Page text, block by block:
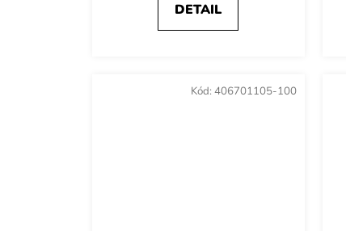
DETAIL
Kód: 406701105-100